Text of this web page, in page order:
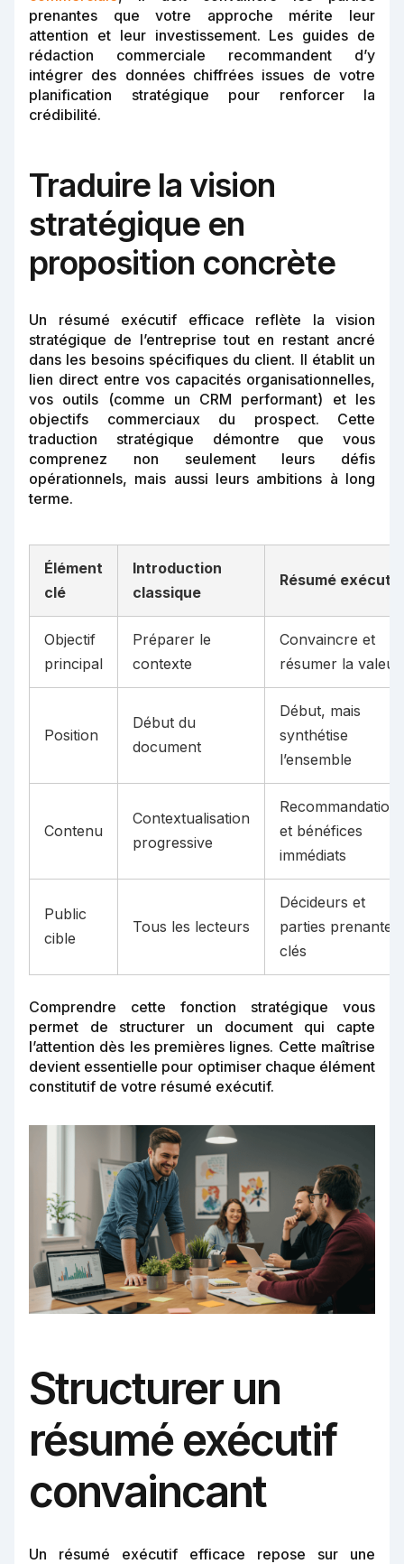
prenantes que votre approche mérite leur
attention et leur investissement. Les guides de
rédaction commerciale recommandent d’y
intégrer des données chiffrées issues de votre
planification stratégique pour renforcer la
crédibilité.
Traduire la vision
stratégique en
proposition concrète
Un résumé exécutif efficace reflète la vision
stratégique de l’entreprise tout en restant ancré
dans les besoins spécifiques du client. Il établit un
lien direct entre vos capacités organisationnelles,
vos outils (comme un CRM performant) et les
objectifs commerciaux du prospect. Cette
traduction stratégique démontre que vous
comprenez non seulement leurs défis
opérationnels, mais aussi leurs ambitions à long
terme.
Élément
clé
Introduction
classique
Résumé exécutif
Objectif
principal
Préparer le
contexte
Convaincre et
résumer la valeur
Position
Début du
document
Début, mais
synthétise
l’ensemble
Contenu
Contextualisation
progressive
et bénéfices
immédiats
Public
cible
Tous les lecteurs
Décideurs et
parties prenantes
clés
Comprendre cette fonction stratégique vous
permet de structurer un document qui capte
l’attention dès les premières lignes. Cette maîtrise
devient essentielle pour optimiser chaque élément
constitutif de votre résumé exécutif.
Structurer un
résumé exécutif
convaincant
Un résumé exécutif efficace repose sur une